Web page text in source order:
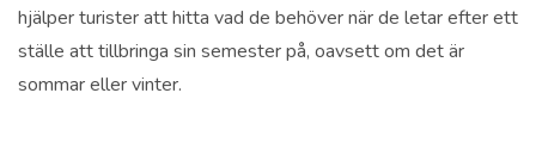
hjälper turister att hitta vad de behöver när de letar efter ett
ställe att tillbringa sin semester på, oavsett om det är
sommar eller vinter.